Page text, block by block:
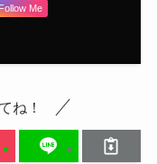
Me
ね！